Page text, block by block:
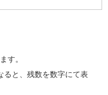
す。
ると、残数を数字にて表